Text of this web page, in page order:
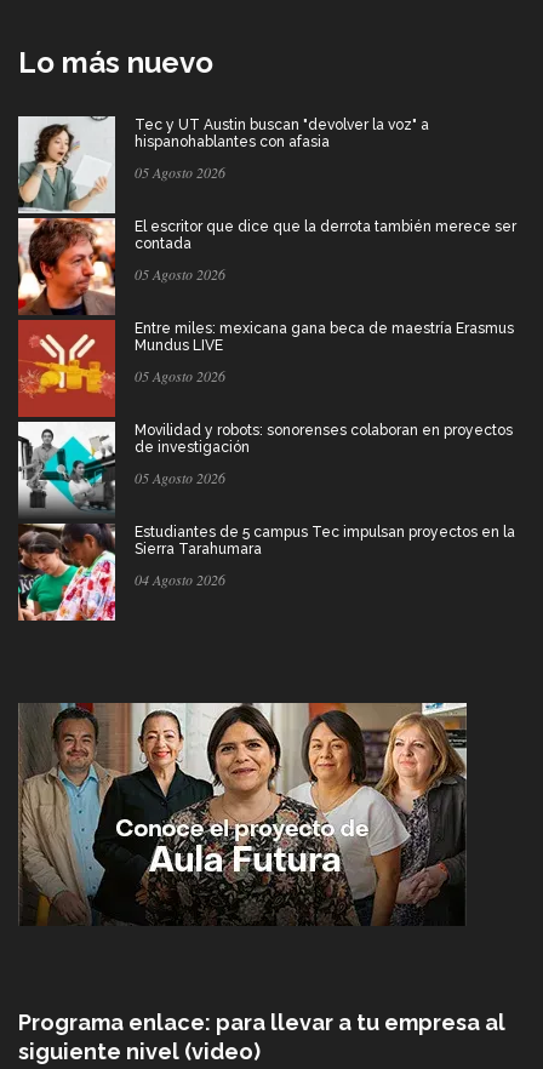
Lo más nuevo
Tec y UT Austin buscan "devolver la voz" a
hispanohablantes con afasia
05 Agosto 2026
El escritor que dice que la derrota también merece ser
contada
05 Agosto 2026
Entre miles: mexicana gana beca de maestría Erasmus
Mundus LIVE
05 Agosto 2026
Movilidad y robots: sonorenses colaboran en proyectos
de investigación
05 Agosto 2026
Estudiantes de 5 campus Tec impulsan proyectos en la
Sierra Tarahumara
04 Agosto 2026
Programa enlace: para llevar a tu empresa al
siguiente nivel (video)